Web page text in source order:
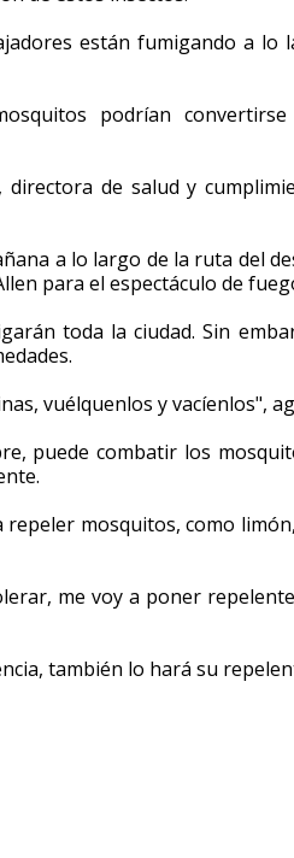
están fumigando a lo
podrían
de salud y
a lo largo de la ruta del
para el espectáculo de
toda la ciudad. Sin
vuélquenlos y vacíenlos",
puede combatir los
mosquitos, como
me voy a poner
también lo hará su